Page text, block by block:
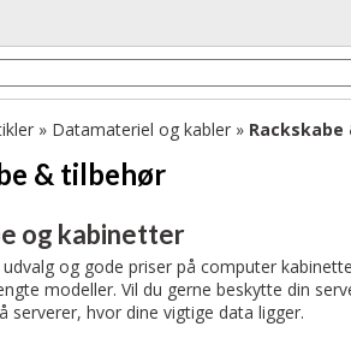
» Datamateriel og kabler »
& tilbehør
og kabinetter
og gode priser på computer
modeller. Vil du gerne beskytte din
serverer, hvor dine vigtige data ligger.